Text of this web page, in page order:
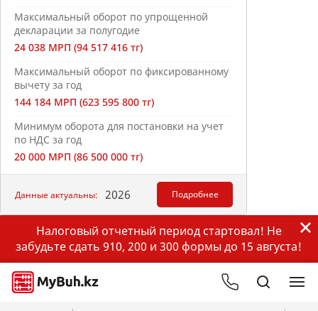
Максимальный оборот по упрощенной
декларации за полугодие
24 038 МРП (94 517 416 тг)
Максимальный оборот по фиксированному
вычету за год
144 184 МРП (623 595 800 тг)
Минимум оборота для постановки на учет
по НДС за год
20 000 МРП (86 500 000 тг)
Данные актуальны: 2026 Подробнее
Налоговый отчетный период стартовал! Не
забудьте сдать 910, 200 и 300 формы до 15 августа!